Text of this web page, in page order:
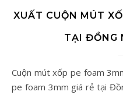
XUẤT CUỘN MÚT
TẠI ĐỒNG
Cuộn mút xốp pe foam 3mm giá rẻ, sản xuất cuộn mút xốp
pe foam 3mm giá rẻ tại